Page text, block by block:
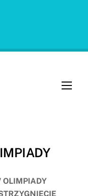
OLIMPIADY